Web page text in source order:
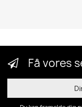
Få vores